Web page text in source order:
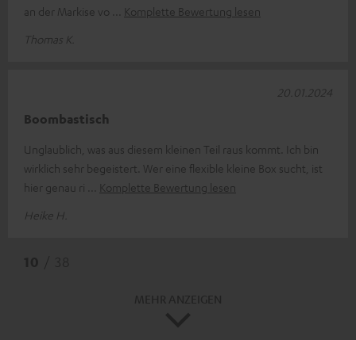
an der Markise vo
Komplette Bewertung lesen
Thomas K.
Boombastisch
Unglaublich, was aus diesem kleinen Teil raus kommt. Ich bin
wirklich sehr begeistert. Wer eine flexible kleine Box sucht, ist
hier genau ri
Komplette Bewertung lesen
Heike H.
20.01.2024